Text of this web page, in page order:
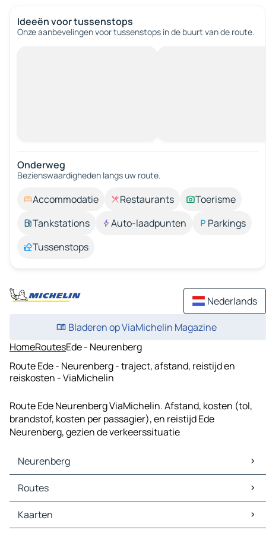
Ideeën voor tussenstops
Onze aanbevelingen voor tussenstops in de buurt van de route.
Onderweg
Bezienswaardigheden langs uw route.
Accommodatie Restaurants
Toerisme
Tankstations
Auto-laadpunten
Parkings
Tussenstops
Nederlands
Bladeren op ViaMichelin Magazine
HomeRoutesEde - Neurenberg
Route Ede - Neurenberg - traject, afstand, reistijd en
reiskosten - ViaMichelin
Route Ede Neurenberg ViaMichelin. Afstand, kosten (tol,
brandstof, kosten per passagier), en reistijd Ede
Neurenberg, gezien de verkeerssituatie
Neurenberg
Neurenberg Kaarten
Neurenberg Verkeer
Neurenberg Hotels
Neurenberg Restaurants
Routes
Routes Neurenberg - München
Routes Neurenberg - Stuttgart
Kaarten